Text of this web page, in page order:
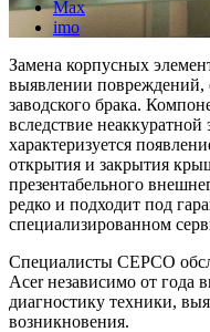
Max
imo
Замена корпусных
выявлении повреждений,
заводского брака.
вследствие
характеризуется
открытия и закрытия
презентабельного
редко и подходит под
специализированном
Специалисты СЕРСО
Acer независимо от
диагностику техники,
возникновения.